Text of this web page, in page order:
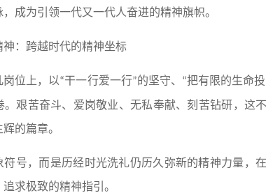
成为引领一代又一代人奋进的精神旗帜。
神：跨越时代的精神坐标
岗位上，以“干一行爱一行”的坚守、 “把有限的生命
。艰苦奋斗、爱岗敬业、无私奉献、刻苦钻研，这
的篇章。
符号，而是历经时光洗礼仍历久弥新的精神力量，
求极致的精神指引。